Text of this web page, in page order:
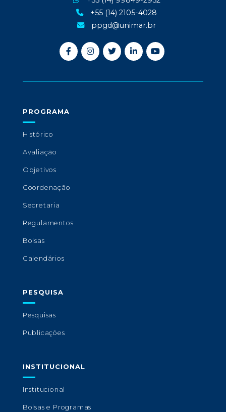
+55 (14) 2105-4028
ppgd@unimar.br
PROGRAMA
Histórico
Avaliação
Objetivos
Coordenação
Secretaria
Regulamentos
Bolsas
Calendários
PESQUISA
Pesquisas
Publicações
INSTITUCIONAL
Institucional
Bolsas e Programas